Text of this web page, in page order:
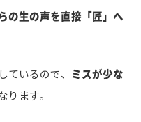
の生の声を直接「匠」へ
ているので、
ミスが少な
ります。